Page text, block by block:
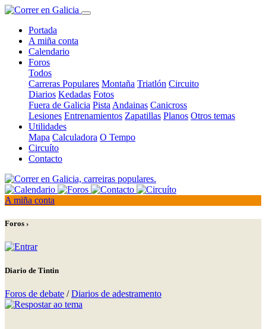
Portada
A miña conta
Calendario
Foros
Todos
Carreras Populares Montaña Triatlón Circuito
Diarios Kedadas Fotos
Fuera de Galicia Pista Andainas Canicross
Lesiones Entrenamientos Zapatillas Planos Otros temas
Utilidades
Mapa Calculadora O Tempo
Circuíto
Contacto
A miña conta
Foros ›
Diario de Tintin
Foros de debate /Diarios de adestramento